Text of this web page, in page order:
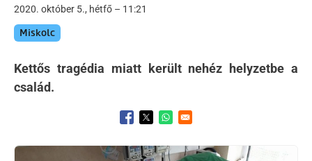
2020. október 5., hétfő – 11:21
Miskolc
Kettős tragédia miatt került nehéz helyzetbe a
család.
Opens in a new window
Opens in a new window
Opens in a new window
Kép